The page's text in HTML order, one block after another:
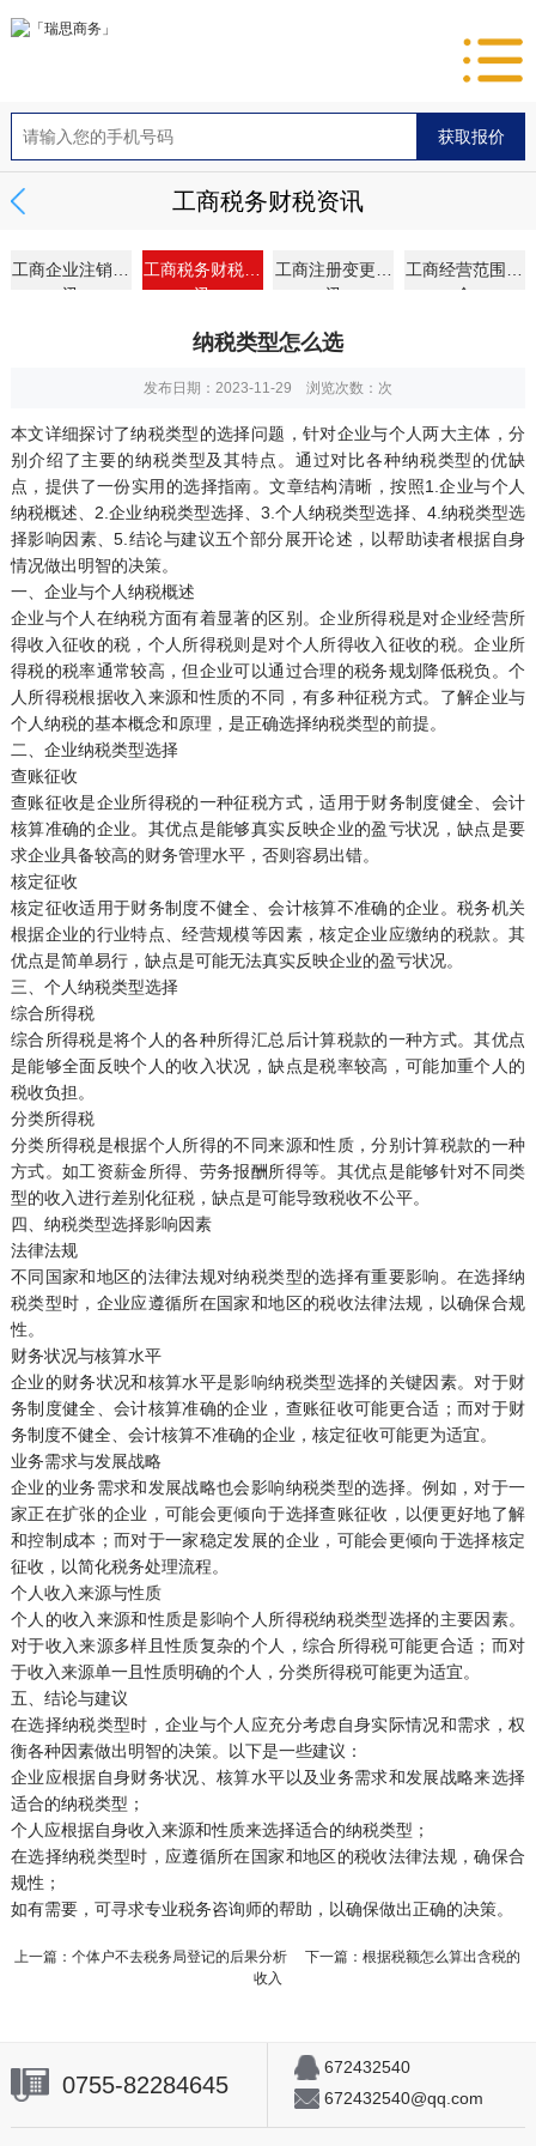
工商税务财税资讯
工商企业注销资
讯
工商税务财税资
讯
工商注册变更资
讯
工商经营范围大
全
纳税类型怎么选
发布日期：2023-11-29 浏览次数： 次
本文详细探讨了纳税类型的选择问题，针对企业与个人两大主体，分
别介绍了主要的纳税类型及其特点。通过对比各种纳税类型的优缺
点，提供了一份实用的选择指南。文章结构清晰，按照1.企业与个人
纳税概述、2.企业纳税类型选择、3.个人纳税类型选择、4.纳税类型选
择影响因素、5.结论与建议五个部分展开论述，以帮助读者根据自身
情况做出明智的决策。
一、企业与个人纳税概述
企业与个人在纳税方面有着显著的区别。企业所得税是对企业经营所
得收入征收的税，个人所得税则是对个人所得收入征收的税。企业所
得税的税率通常较高，但企业可以通过合理的税务规划降低税负。个
人所得税根据收入来源和性质的不同，有多种征税方式。了解企业与
个人纳税的基本概念和原理，是正确选择纳税类型的前提。
二、企业纳税类型选择
查账征收
查账征收是企业所得税的一种征税方式，适用于财务制度健全、会计
核算准确的企业。其优点是能够真实反映企业的盈亏状况，缺点是要
求企业具备较高的财务管理水平，否则容易出错。
核定征收
核定征收适用于财务制度不健全、会计核算不准确的企业。税务机关
根据企业的行业特点、经营规模等因素，核定企业应缴纳的税款。其
优点是简单易行，缺点是可能无法真实反映企业的盈亏状况。
三、个人纳税类型选择
综合所得税
综合所得税是将个人的各种所得汇总后计算税款的一种方式。其优点
是能够全面反映个人的收入状况，缺点是税率较高，可能加重个人的
税收负担。
分类所得税
分类所得税是根据个人所得的不同来源和性质，分别计算税款的一种
方式。如工资薪金所得、劳务报酬所得等。其优点是能够针对不同类
型的收入进行差别化征税，缺点是可能导致税收不公平。
四、纳税类型选择影响因素
法律法规
不同国家和地区的法律法规对纳税类型的选择有重要影响。在选择纳
税类型时，企业应遵循所在国家和地区的税收法律法规，以确保合规
性。
财务状况与核算水平
企业的财务状况和核算水平是影响纳税类型选择的关键因素。对于财
务制度健全、会计核算准确的企业，查账征收可能更合适；而对于财
务制度不健全、会计核算不准确的企业，核定征收可能更为适宜。
业务需求与发展战略
企业的业务需求和发展战略也会影响纳税类型的选择。例如，对于一
家正在扩张的企业，可能会更倾向于选择查账征收，以便更好地了解
和控制成本；而对于一家稳定发展的企业，可能会更倾向于选择核定
征收，以简化税务处理流程。
个人收入来源与性质
个人的收入来源和性质是影响个人所得税纳税类型选择的主要因素。
对于收入来源多样且性质复杂的个人，综合所得税可能更合适；而对
于收入来源单一且性质明确的个人，分类所得税可能更为适宜。
五、结论与建议
在选择纳税类型时，企业与个人应充分考虑自身实际情况和需求，权
衡各种因素做出明智的决策。以下是一些建议：
企业应根据自身财务状况、核算水平以及业务需求和发展战略来选择
适合的纳税类型；
个人应根据自身收入来源和性质来选择适合的纳税类型；
在选择纳税类型时，应遵循所在国家和地区的税收法律法规，确保合
规性；
如有需要，可寻求专业税务咨询师的帮助，以确保做出正确的决策。
上一篇：个体户不去税务局登记的后果分析 下一篇：根据税额怎么算出含税的
收入
0755-82284645
672432540
672432540@qq.com